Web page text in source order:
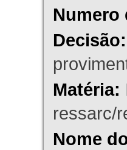
Numero
Decisão:
Matéria:
ressarc/
Nome